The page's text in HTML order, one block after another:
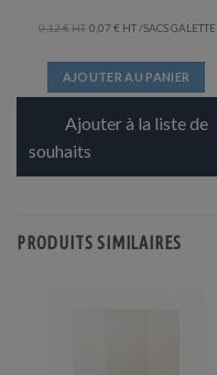
0,12€ 0,07 € /SACS GALETTE
AJOUTER AU PANIER
Ajouter à la liste de
souhaits
PRODUITS SIMILAIRES